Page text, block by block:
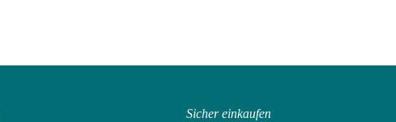
Sicher einkaufen